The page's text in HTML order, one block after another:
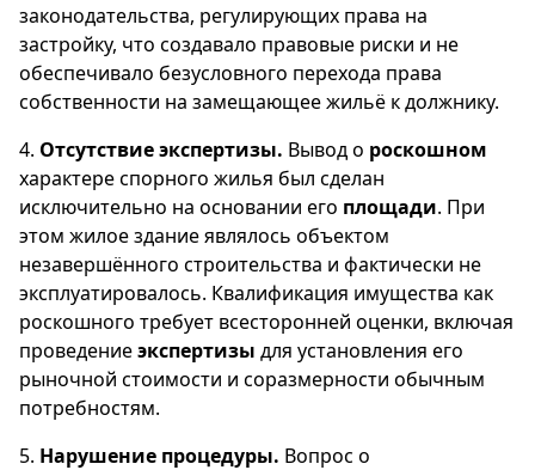
законодательства, регулирующих права на
застройку, что создавало правовые риски и не
обеспечивало безусловного перехода права
собственности на замещающее жильё к должнику.
4. Отсутствие экспертизы. Вывод о роскошном
характере спорного жилья был сделан
исключительно на основании его площади. При
этом жилое здание являлось объектом
незавершённого строительства и фактически не
эксплуатировалось. Квалификация имущества как
роскошного требует всесторонней оценки, включая
проведениеэкспертизы для установления его
рыночной стоимости и соразмерности обычным
потребностям.
5. Нарушение процедуры. Вопрос о